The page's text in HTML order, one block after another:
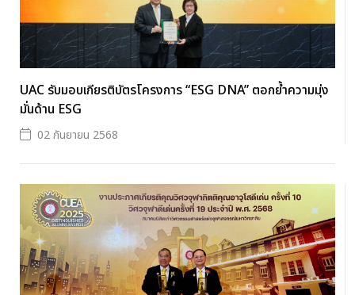
UAC รับมอบเกียรติบัตรโครงการ “ESG DNA” ตอกย้ำความมุ่ง
มั่นด้าน ESG
02 กันยายน 2568